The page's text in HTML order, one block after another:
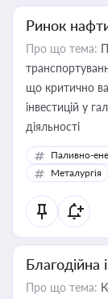
Ринок
Про що тема:
що критично
інвестицій у
діяльності
Паливно-
Металургія
Благодійна
Про що тема: